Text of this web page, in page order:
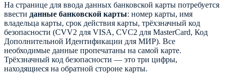
На странице для ввода данных банковской карты потребуется
ввести данные банковской карты: номер карты, имя
владельца карты, срок действия карты, трёхзначный код
безопасности (CVV2 для VISA, CVC2 для MasterCard, Код
Дополнительной Идентификации для МИР). Все
необходимые данные пропечатаны на самой карте.
Трёхзначный код безопасности — это три цифры,
находящиеся на обратной стороне карты.